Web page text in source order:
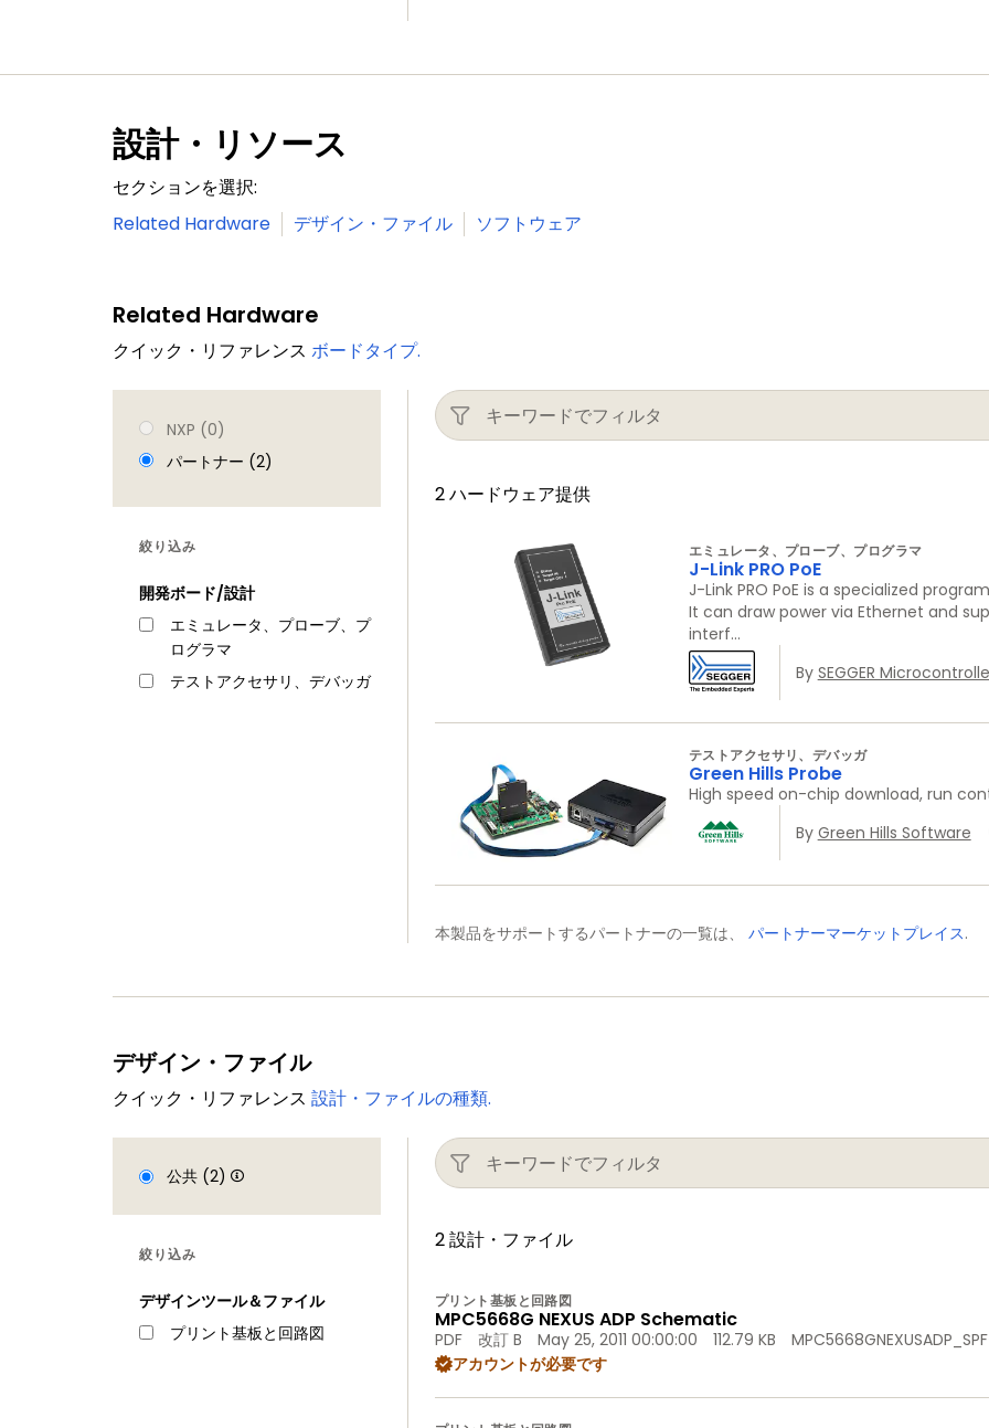
設計・リソース
セクションを選択:
Related Hardware
デザイン・ファイル ソフトウェア
Related Hardware
クイック・リファレンス ボードタイプ.
NXP (0)
パートナー (2)
絞り込み
開発ボード/設計
エミュレータ、プローブ、プ
ログラマ
テストアクセサリ、デバッガ
2 ハードウェア提供
エミュレータ、プローブ、プログラマ
J-Link PRO PoE
J-Link PRO PoE is a specialized
It can draw power via Ethernet and
interf...
By SEGGER
テストアクセサリ、デバッガ
Green Hills Probe
High speed on-chip download, run
By Green Hills Software
本製品をサポートするパートナーの一覧は、 パートナーマーケットプレイス.
デザイン・ファイル
クイック・リファレンス 設計・ファイルの種類.
公共 (2)
絞り込み
デザインツール＆ファイル
プリント基板と回路図
2 設計・ファイル
プリント基板と回路図
MPC5668G NEXUS ADP Schematic
PDF 改訂 B May 25, 2011 00:00:00 112.79 KB
アカウントが必要です